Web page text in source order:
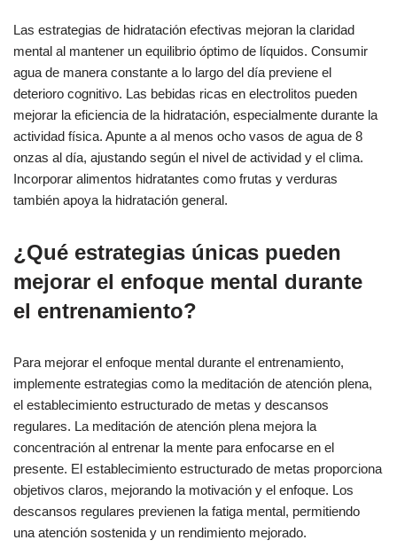
Las estrategias de hidratación efectivas mejoran la claridad
mental al mantener un equilibrio óptimo de líquidos. Consumir
agua de manera constante a lo largo del día previene el
deterioro cognitivo. Las bebidas ricas en electrolitos pueden
mejorar la eficiencia de la hidratación, especialmente durante la
actividad física. Apunte a al menos ocho vasos de agua de 8
onzas al día, ajustando según el nivel de actividad y el clima.
Incorporar alimentos hidratantes como frutas y verduras
también apoya la hidratación general.
¿Qué estrategias únicas pueden
mejorar el enfoque mental durante
el entrenamiento?
Para mejorar el enfoque mental durante el entrenamiento,
implemente estrategias como la meditación de atención plena,
el establecimiento estructurado de metas y descansos
regulares. La meditación de atención plena mejora la
concentración al entrenar la mente para enfocarse en el
presente. El establecimiento estructurado de metas proporciona
objetivos claros, mejorando la motivación y el enfoque. Los
descansos regulares previenen la fatiga mental, permitiendo
una atención sostenida y un rendimiento mejorado.